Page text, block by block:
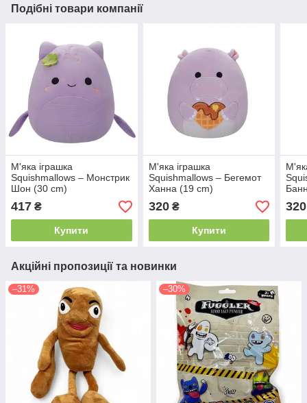
Подібні товари компанії
М'яка іграшка
Squishmallows – Монстрик
Шон (30 cm)
417 ₴
Купити
М'яка іграшка
Squishmallows – Бегемот
Ханна (19 cm)
320₴
Купити
320
Акційні пропозиції та новинки
–31% –30%